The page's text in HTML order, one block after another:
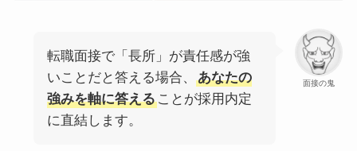
面接の鬼
転職面接で「長所」が責任感が強
いことだと答える場合、
あなたの
強みを軸に答えることが採用内定
に直結します。